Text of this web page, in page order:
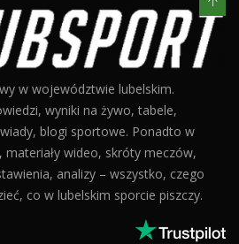
w województwie lubelskim.
wyniki na żywo, tabele,
blogi sportowe. Ponadto w
wideo, skróty meczów,
analizy – wszystko, czego
co w lubelskim sporcie piszczy.